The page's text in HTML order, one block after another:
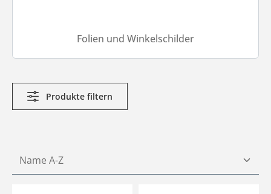
Folien und Winkelschilder
Produkte filtern